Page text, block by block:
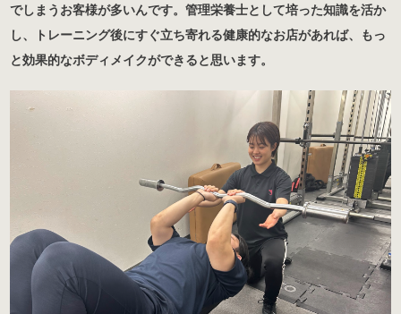
でしまうお客様が多いんです。管理栄養士として培った知識を活か
し、トレーニング後にすぐ立ち寄れる健康的なお店があれば、もっ
と効果的なボディメイクができると思います。